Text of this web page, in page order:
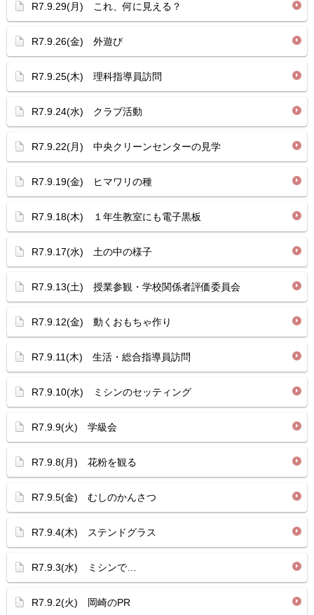
R7.9.29(月) これ、何に見える？
R7.9.26(金) 外遊び
R7.9.25(木) 理科指導員訪問
R7.9.24(水) クラブ活動
R7.9.22(月) 中央クリーンセンターの見学
R7.9.19(金) ヒマワリの種
R7.9.18(木) １年生教室にも電子黒板
R7.9.17(水) 土の中の様子
R7.9.13(土) 授業参観・学校関係者評価委員会
R7.9.12(金) 動くおもちゃ作り
R7.9.11(木) 生活・総合指導員訪問
R7.9.10(水) ミシンのセッティング
R7.9.9(火) 学級会
R7.9.8(月) 花粉を観る
R7.9.5(金) むしのかんさつ
R7.9.4(木) ステンドグラス
R7.9.3(水) ミシンで…
R7.9.2(火) 岡崎のPR